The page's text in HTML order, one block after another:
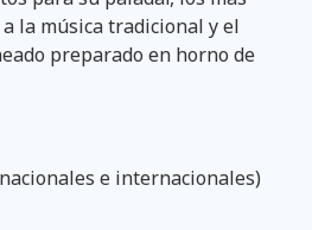
la música tradicional y el
preparado en horno de
e internacionales)